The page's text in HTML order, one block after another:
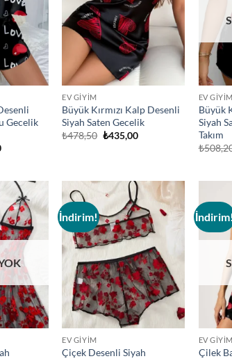
Gecelik
Şu
EV GIYIM
Büyük Kırmızı Kalp Desenli
Siyah Saten Gecelik
₺478,50 Orijinal
₺435,00Şu
EV GIYIM
Büyük
Siyah
Takım
₺
Add to
wishlist
İndirim!
Add to
wishlist
EV GIYIM
Çiçek Desenli Siyah
EV GIYIM
Çilek